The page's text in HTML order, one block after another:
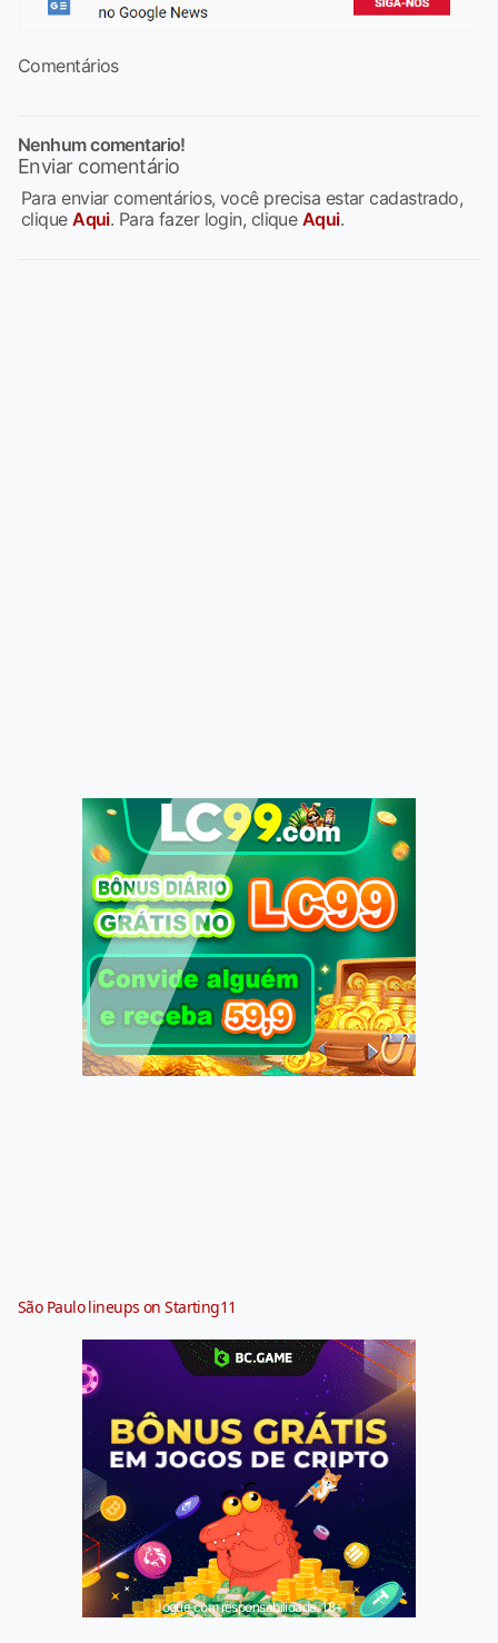
Comentários
Nenhum comentario!
Enviar comentário
Para enviar comentários, você precisa estar cadastrado,
cliqueAqui. Para fazer login, clique Aqui.
São Paulo lineups on Starting11
Jogue com responsabilidade. 18+